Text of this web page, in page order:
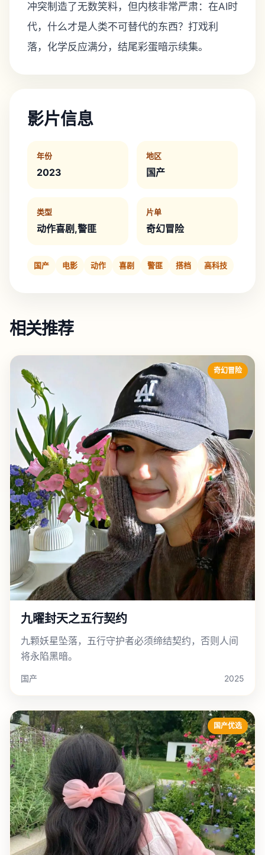
冲突制造了无数笑料，但内核非常严肃：在AI时
代，什么才是人类不可替代的东西？打戏利
落，化学反应满分，结尾彩蛋暗示续集。
影片信息
年份
2023
地区
国产
类型
动作喜剧,警匪
片单
奇幻冒险
国产 电影 动作 喜剧 警匪 搭档 高科技
相关推荐
奇幻冒险
九曜封天之五行契约
九颗妖星坠落，五行守护者必须缔结契约，否则人间
将永陷黑暗。
国产 2025
国产优选